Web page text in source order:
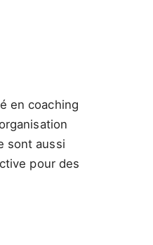
en coaching
sont aussi
pour des